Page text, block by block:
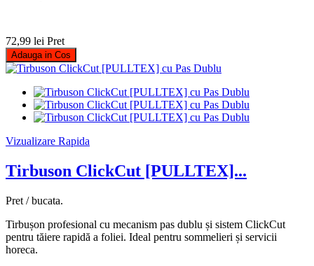
72,99 lei Pret
Adauga in Cos
Vizualizare Rapida
Tirbuson ClickCut [PULLTEX]...
Pret / bucata.
Tirbușon profesional cu mecanism pas dublu și sistem ClickCut
pentru tăiere rapidă a foliei. Ideal pentru sommelieri și servicii
horeca.